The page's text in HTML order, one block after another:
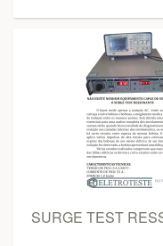
SURGE TEST